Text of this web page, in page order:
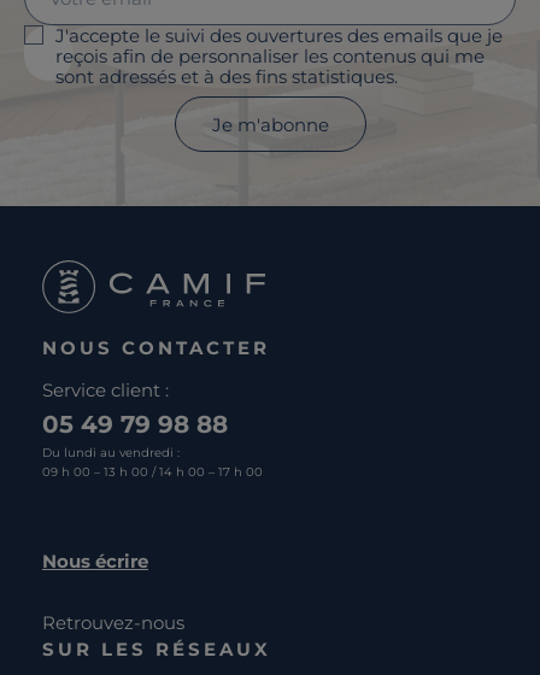
J'accepte le suivi des ouvertures des emails que je
reçois afin de personnaliser les contenus qui me
sont adressés et à des fins statistiques.
Je m'abonne
NOUS CONTACTER
Service client :
05 49 79 98 88
Du lundi au vendredi :
09 h 00 – 13 h 00 / 14 h 00 – 17 h 00
Nous écrire
Retrouvez-nous
SUR LES RÉSEAUX